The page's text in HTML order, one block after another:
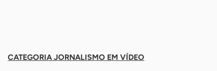
CATEGORIA JORNALISMO EM VÍDEO